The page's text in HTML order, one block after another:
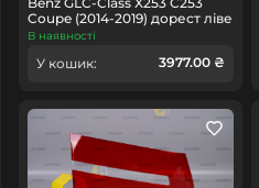
Coupe (2014-2019) дорест ліве
В наявності
У кошик: 3977.00 ₴